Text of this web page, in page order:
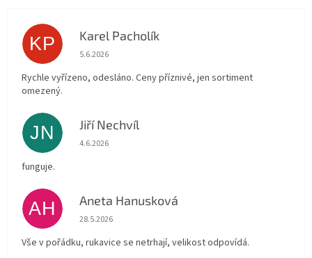
KP Karel Pacholík
Hodnocení obchodu je 4 z 5 hvězdiček.
5.6.2026
Rychle vyřízeno, odesláno. Ceny příznivé, jen sortiment
omezený.
JN Jiří Nechvíl
Hodnocení obchodu je 5 z 5 hvězdiček.
4.6.2026
funguje.
AH Aneta Hanusková
Hodnocení obchodu je 5 z 5 hvězdiček.
28.5.2026
Vše v pořádku, rukavice se netrhají, velikost odpovídá.